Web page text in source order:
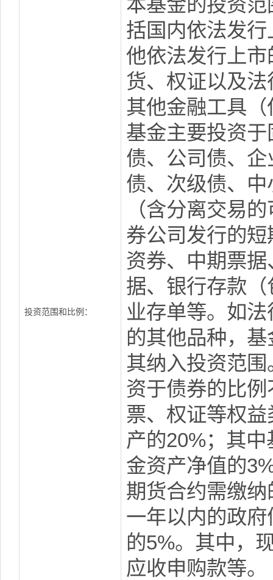
投资范围和比例：
本基金的投资
括国内依法发
他依法发行上
货、权证以及
其他金融工具
基金主要投资
债、公司债、
债、次级债、
（含分离交易
券公司发行的
资券、中期票
据、银行存款
业存单等。如
的其他品种，
其纳入投资范
资于债券的比
票、权证等权
产的20%；其
金资产净值的
期货合约需缴
一年以内的政
的5%。其中，
应收申购款等